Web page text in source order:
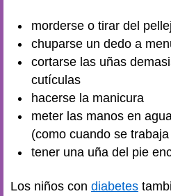
morderse o tirar del
chuparse un dedo a
cortarse las uñas
cutículas
hacerse la manicura
meter las manos en
(como cuando se
tener una uña del pie
Los niños con diabetes